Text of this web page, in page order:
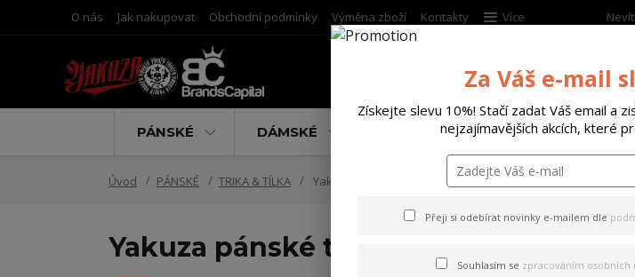
O nás Jak nakupovat Obchodní podmínky Výměna zboží Kontakty Více
PÁNSKÉ DÁMSKÉ DOPLŇKY
Úvod PÁNSKÉ TRIKA & TÍLKA Yakuza pánské tričko Fool Allover Regular T-Shirt
Yakuza pánské tričko Fool Allover
Za Váš e-mail
Získejte slevu 10%! Stačí zadat Váš email a
nejzajímavějších akcích, které
Přeji si odebírat novinky e-mailem dle
Souhlasím se zpracováním osobních